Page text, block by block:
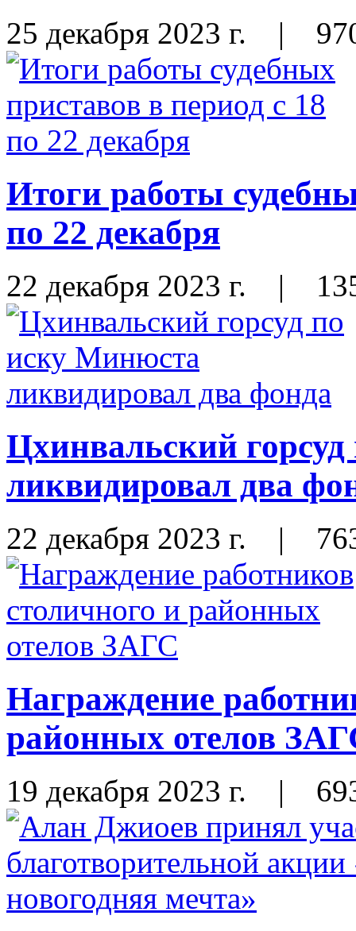
25 декабря 2023 г. |
Итоги работы
по 22 декабря
22 декабря 2023 г. |
Цхинвальский
ликвидировал два
22 декабря 2023 г. |
Награждение
районных отелов
19 декабря 2023 г. |